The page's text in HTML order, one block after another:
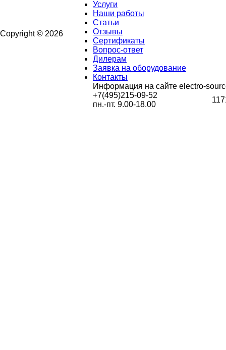
Copyright © 2026
Услуги
Наши работы
Статьи
Отзывы
Сертификаты
Вопрос-ответ
Дилерам
Заявка на оборудование
Контакты
Информация на сайте electro-
+7(495)215-09-52
пн.-пт. 9.00-18.00